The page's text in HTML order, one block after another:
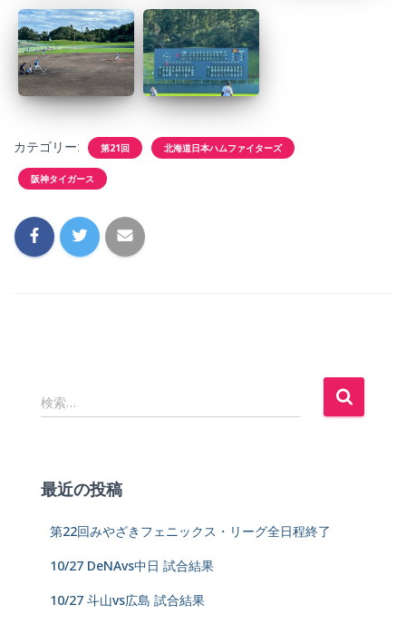
カテゴリー: 第21回 北海道日本ハムファイターズ
阪神タイガース
検索…
最近の投稿
第22回みやざきフェニックス・リーグ全日程終了
10/27 DeNAvs中日 試合結果
10/27 斗山vs広島 試合結果